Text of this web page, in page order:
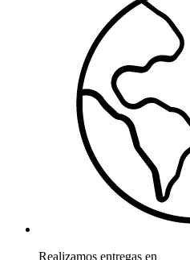
Realizamos entregas en